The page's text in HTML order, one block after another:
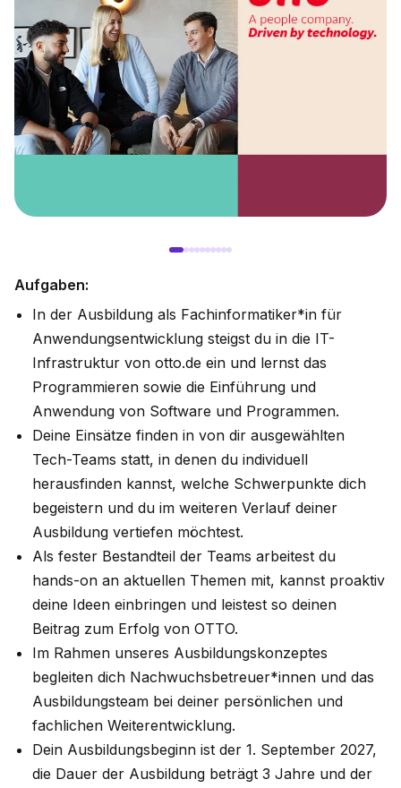
Aufgaben:
In der Ausbildung als Fachinformatiker*in für
Anwendungsentwicklung steigst du in die IT-
Infrastruktur von otto.de ein und lernst das
Programmieren sowie die Einführung und
Anwendung von Software und Programmen.
Deine Einsätze finden in von dir ausgewählten
Tech-Teams statt, in denen du individuell
herausfinden kannst, welche Schwerpunkte dich
begeistern und du im weiteren Verlauf deiner
Ausbildung vertiefen möchtest.
Als fester Bestandteil der Teams arbeitest du
hands-on an aktuellen Themen mit, kannst proaktiv
deine Ideen einbringen und leistest so deinen
Beitrag zum Erfolg von OTTO.
Im Rahmen unseres Ausbildungskonzeptes
begleiten dich Nachwuchsbetreuer*innen und das
Ausbildungsteam bei deiner persönlichen und
fachlichen Weiterentwicklung.
Dein Ausbildungsbeginn ist der 1. September 2027,
die Dauer der Ausbildung beträgt 3 Jahre und der